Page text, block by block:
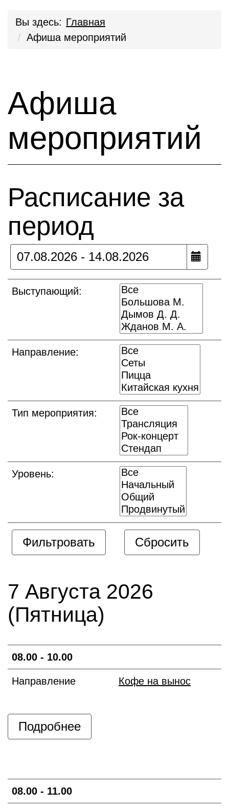
Вы здесь: Главная
Афиша мероприятий
Афиша
мероприятий
Расписание за
период
Выступающий:
Направление:
Тип мероприятия:
Уровень:
7 Августа 2026
(Пятница)
08.00 - 10.00
Направление Кофе на вынос
Подробнее
08.00 - 11.00